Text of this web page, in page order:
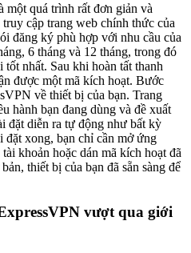
một quá trình rất đơn giản và
cập trang web chính thức của
đăng ký phù hợp với nhu cầu của
6 tháng và 12 tháng, trong đó
nhất. Sau khi hoàn tất thanh
được một mã kích hoạt. Bước
về thiết bị của bạn. Trang
hành bạn đang dùng và đề xuất
đặt diễn ra tự động như bất kỳ
đặt xong, bạn chỉ cần mở ứng
khoản hoặc dán mã kích hoạt đã
thiết bị của bạn đã sẵn sàng để
vượt qua giới